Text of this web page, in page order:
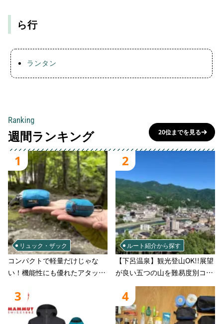
ら行
ランタン
Ranking
週間ランキング 20位までを見る
1
リュック・ザック
コンパクトで軽量だけじゃな
い！機能性にも優れたアタック
ムと選び方
2
ルート紹介から探す
【下呂温泉】観光登山OK!!展望
が良い五つの山を難易度別コー
スでご案
3 4